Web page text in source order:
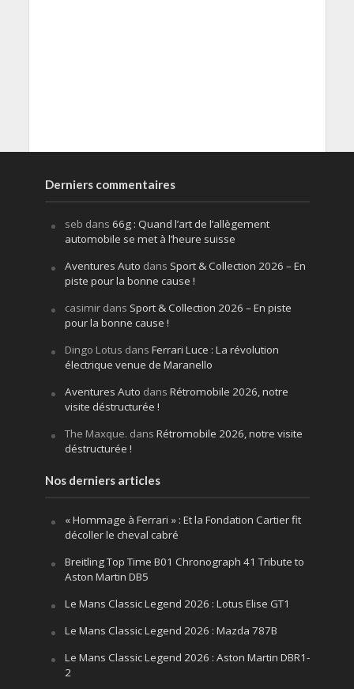
Derniers commentaires
seb dans 66g : Quand l’art de l’allègement
automobile se met à l’heure suisse
Aventures Auto dans Sport & Collection 2026 – En
piste pour la bonne cause !
casimirdans Sport & Collection 2026 – En piste
pour la bonne cause !
Dingo Lotus dans Ferrari Luce : La révolution
électrique venue de Maranello
Aventures Auto dans Rétromobile 2026, notre
visite déstructurée !
The Maxque. dans Rétromobile 2026, notre visite
déstructurée !
Nos derniers articles
« Hommage à Ferrari » : Et la Fondation Cartier fit
décoller le cheval cabré
Breitling Top Time B01 Chronograph 41 Tribute to
Aston Martin DB5
Le Mans Classic Legend 2026 : Lotus Elise GT1
Le Mans Classic Legend 2026 : Mazda 787B
Le Mans Classic Legend 2026 : Aston Martin DBR1-
2